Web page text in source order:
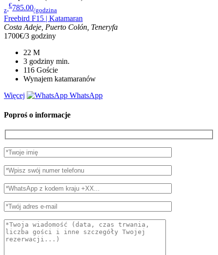
z
€785.00/godzina
Freebird F15 | Katamaran
Costa Adeje, Puerto Colón, Teneryfa
1700€/3 godziny
22 M
3 godziny min.
116 Goście
Wynajem katamaranów
Więcej
WhatsApp
Poproś o informacje